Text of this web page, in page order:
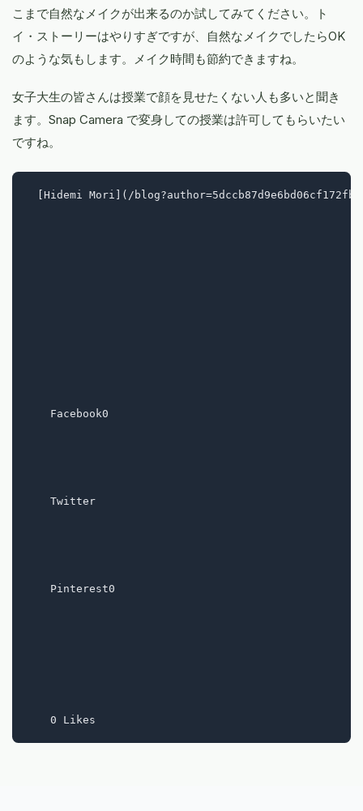
こまで自然なメイクが出来るのか試してみてください。ト
イ・ストーリーはやりすぎですが、自然なメイクでしたらOK
のような気もします。メイク時間も節約できますね。
女子大生の皆さんは授業で顔を見せたくない人も多いと聞き
ます。Snap Camera で変身しての授業は許可してもらいたい
ですね。
[Hidemi Mori](/
    Facebook0
    Twitter
    Pinterest0